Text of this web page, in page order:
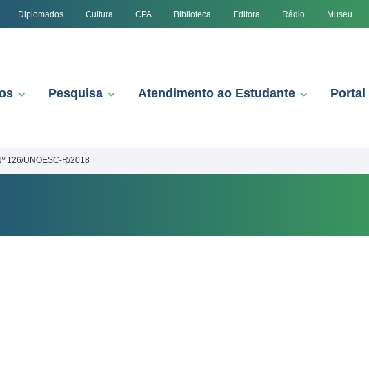
Diplomados Cultura CPA Biblioteca Editora Rádio Museu
Pesquisa Atendimento ao Estudante Portal
126/UNOESC-R/2018